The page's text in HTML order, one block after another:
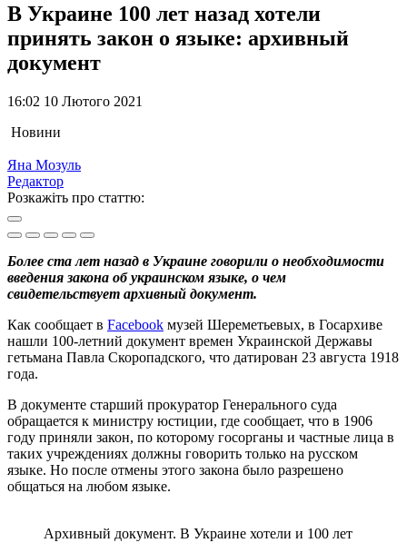
В Украине 100 лет назад хотели
принять закон о языке: архивный
документ
16:02 10 Лютого 2021
Новини
Яна Мозуль
Редактор
Розкажіть про статтю:
Более ста лет назад в Украине говорили о необходимости
введения закона об украинском языке, о чем
свидетельствует архивный документ.
Как сообщает в Facebook музей Шереметьевых, в Госархиве
нашли 100-летний документ времен Украинской Державы
гетьмана Павла Скоропадского, что датирован 23 августа 1918
года.
В документе старший прокуратор Генерального суда
обращается к министру юстиции, где сообщает, что в 1906
году приняли закон, по которому госорганы и частные лица в
таких учреждениях должны говорить только на русском
языке. Но после отмены этого закона было разрешено
общаться на любом языке.
Архивный документ. В Украине хотели и 100 лет